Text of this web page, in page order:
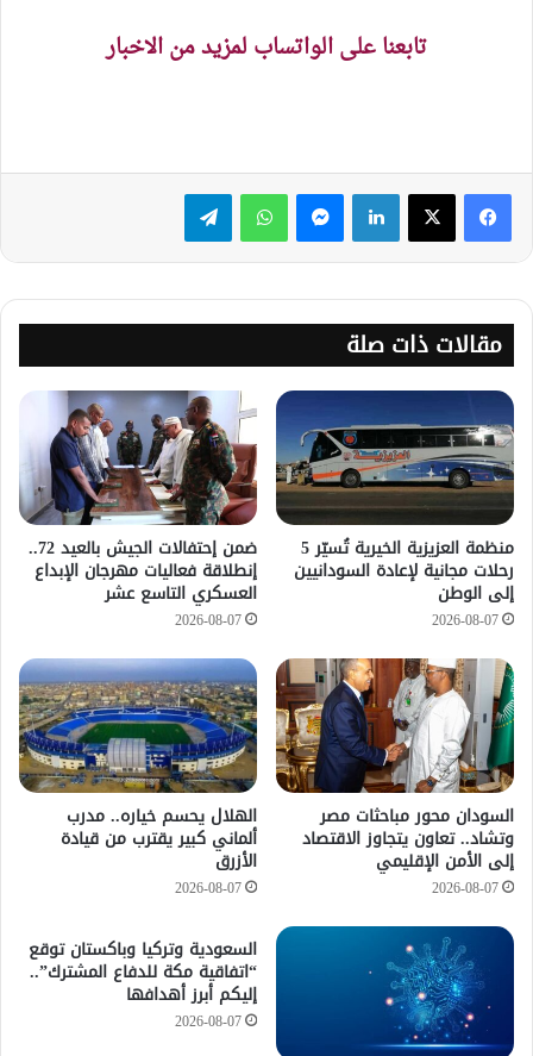
تابعنا على الواتساب لمزيد من الاخبار
لينكدإن ماسنجر واتساب تيلقرام
مقالات ذات صلة
منظمة العزيزية الخيرية تُسيّر 5
رحلات مجانية لإعادة السودانيين
إلى الوطن
2026-08-07
ضمن إحتفالات الجيش بالعيد 72..
إنطلاقة فعاليات مهرجان الإبداع
العسكري التاسع عشر
2026-08-07
السودان محور مباحثات مصر
وتشاد.. تعاون يتجاوز الاقتصاد
إلى الأمن الإقليمي
2026-08-07
الهلال يحسم خياره.. مدرب
ألماني كبير يقترب من قيادة
الأزرق
2026-08-07
السعودية وتركيا وباكستان توقع
“اتفاقية مكة للدفاع المشترك”..
إليكم أبرز أهدافها
2026-08-07